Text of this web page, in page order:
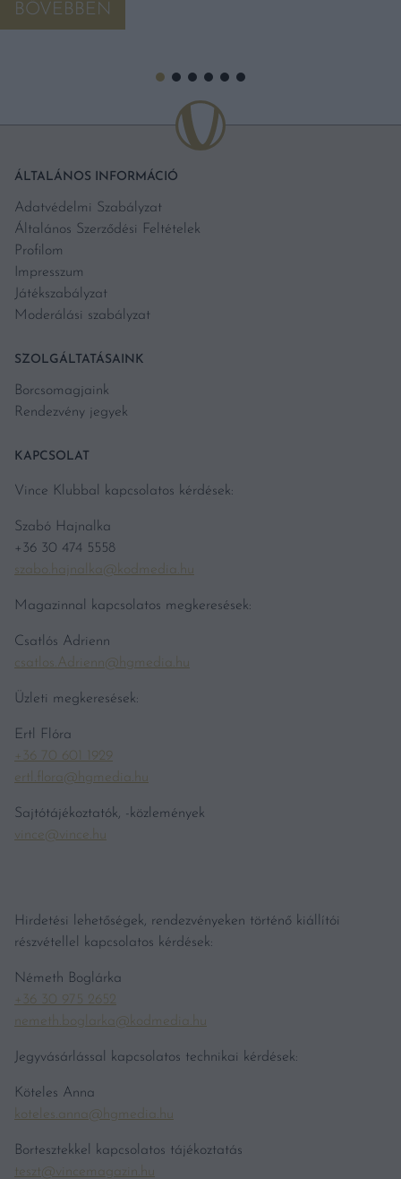
BŐVEBBEN
ÁLTALÁNOS INFORMÁCIÓ
Adatvédelmi Szabályzat
Általános Szerződési Feltételek
Profilom
Impresszum
Játékszabályzat
Moderálási szabályzat
SZOLGÁLTATÁSAINK
Borcsomagjaink
Rendezvény jegyek
KAPCSOLAT
Vince Klubbal kapcsolatos kérdések:
Szabó Hajnalka
+36 30 474 5558
szabo.hajnalka@kodmedia.hu
Magazinnal kapcsolatos megkeresések:
Csatlós Adrienn
csatlos.Adrienn@hgmedia.hu
Üzleti megkeresések:
Ertl Flóra
+36 70 601 1929
ertl.flora@hgmedia.hu
Sajtótájékoztatók, -közlemények
vince@vince.hu
Hirdetési lehetőségek, rendezvényeken történő kiállítói
részvétellel kapcsolatos kérdések:
Németh Boglárka
+36 30 975 2652
nemeth.boglarka@kodmedia.hu
Jegyvásárlással kapcsolatos technikai kérdések:
Köteles Anna
koteles.anna@hgmedia.hu
Bortesztekkel kapcsolatos tájékoztatás
teszt@vincemagazin.hu